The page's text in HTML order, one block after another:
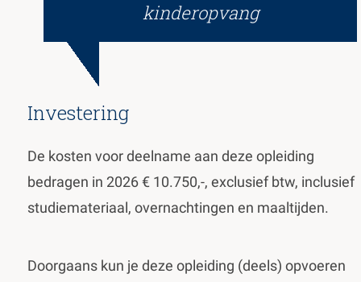
kinderopvang
Investering
De kosten voor deelname aan deze opleiding
bedragen in 2026 € 10.750,-, exclusief btw, inclusief
studiemateriaal, overnachtingen en maaltijden.
Doorgaans kun je deze opleiding (deels) opvoeren